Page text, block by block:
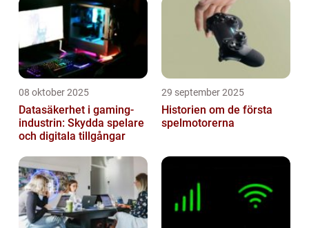
08 oktober 2025
Datasäkerhet i gaming-
industrin: Skydda spelare
och digitala tillgångar
29 september 2025
Historien om de första
spelmotorerna